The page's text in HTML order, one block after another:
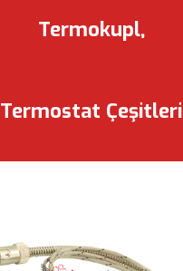
Termokupl,
Termostat Çeşitleri